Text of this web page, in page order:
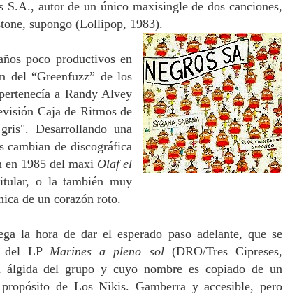
S.A., autor de un único maxisingle de dos canciones,
supongo (Lollipop, 1983).
poco productivos en
del “Greenfuzz” de los
a Randy Alvey
Caja de Ritmos de
Desarrollando una
cambian de discográfica
en 1985 del maxi Olaf el
o la también muy
de un corazón roto.
la hora de dar el esperado paso adelante, que se
del LPMarines a pleno sol (DRO/Tres Cipreses,
álgida del grupo y cuyo nombre es copiado de un
de Los Nikis. Gamberra y accesible, pero